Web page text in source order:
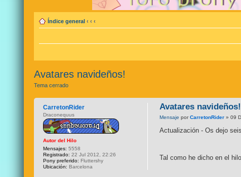
Índice general ‹ ‹ ‹
Avatares navideños!
Tema cerrado
Avatares navideños!
Mensaje porCarretonRider » 09
Actualización - Os dejo
Tal como he dicho en el
CarretonRider
Draconequus
Autor del Hilo
Mensajes: 5558
Registrado: 22 Jul 2012, 22:26
Pony preferido: Fluttershy
Ubicación: Barcelona